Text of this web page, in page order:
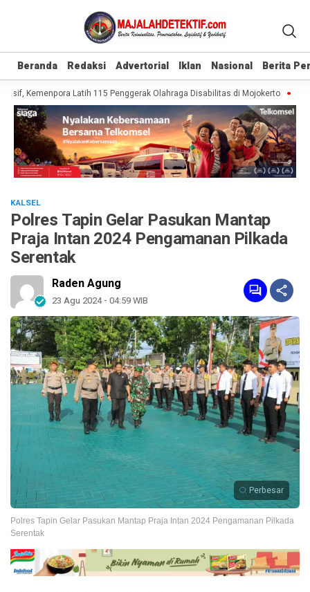
Beranda Redaksi Advertorial Iklan Nasional Berita
Beranda Redaksi Advertorial Iklan Nasional Berita
Kemenpora Latih 115 Penggerak Olahraga Disabilitas di Mojokerto
KALSEL
Polres Tapin Gelar Pasukan Mantap
Praja Intan 2024 Pengamanan Pilkada
Serentak
Raden Agung
23 Agu 2024 - 04:59 WIB
Perbesar
Polres Tapin Gelar Pasukan Mantap Praja Intan 2024 Pengamanan Pilkada
Serentak